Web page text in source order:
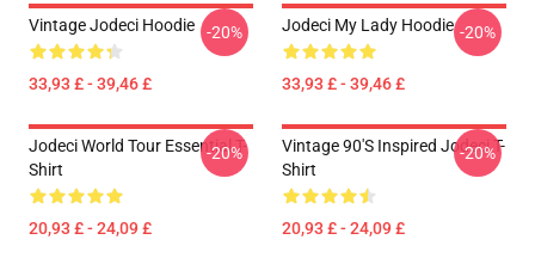
Vintage Jodeci Hoodie
33,93 £ - 39,46 £
-20% Jodeci My Lady Hoodie
33,93 £ - 39,46 £
-20%
Jodeci World Tour Essential T-
Shirt
20,93 £ - 24,09 £
-20%
Vintage 90's Inspired Jodeci T-
Shirt
20,93 £ - 24,09 £
-20%